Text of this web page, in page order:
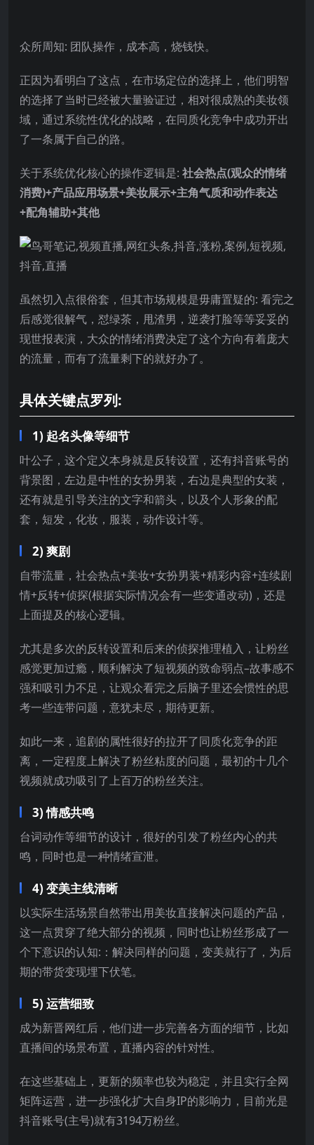
众所周知: 团队操作，成本高，烧钱快。
正因为看明白了这点，在市场定位的选择上，他们明智
的选择了当时已经被大量验证过，相对很成熟的美妆领
域，通过系统性优化的战略，在同质化竞争中成功开出
了一条属于自己的路。
关于系统优化核心的操作逻辑是: 社会热点(观众的情绪
消费)+产品应用场景+美妆展示+主角气质和动作表达
+配角辅助+其他
虽然切入点很俗套，但其市场规模是毋庸置疑的: 看完之
后感觉很解气，怼绿茶，甩渣男，逆袭打脸等等妥妥的
现世报表演，大众的情绪消费决定了这个方向有着庞大
的流量，而有了流量剩下的就好办了。
具体关键点罗列:
1) 起名头像等细节
叶公子，这个定义本身就是反转设置，还有抖音账号的
背景图，左边是中性的女扮男装，右边是典型的女装，
还有就是引导关注的文字和箭头，以及个人形象的配
套，短发，化妆，服装，动作设计等。
2) 爽剧
自带流量，社会热点+美妆+女扮男装+精彩内容+连续剧
情+反转+侦探(根据实际情况会有一些变通改动)，还是
上面提及的核心逻辑。
尤其是多次的反转设置和后来的侦探推理植入，让粉丝
感觉更加过瘾，顺利解决了短视频的致命弱点–故事感不
强和吸引力不足，让观众看完之后脑子里还会惯性的思
考一些连带问题，意犹未尽，期待更新。
如此一来，追剧的属性很好的拉开了同质化竞争的距
离，一定程度上解决了粉丝粘度的问题，最初的十几个
视频就成功吸引了上百万的粉丝关注。
3) 情感共鸣
台词动作等细节的设计，很好的引发了粉丝内心的共
鸣，同时也是一种情绪宣泄。
4) 变美主线清晰
以实际生活场景自然带出用美妆直接解决问题的产品，
这一点贯穿了绝大部分的视频，同时也让粉丝形成了一
个下意识的认知:：解决同样的问题，变美就行了，为后
期的带货变现埋下伏笔。
5) 运营细致
成为新晋网红后，他们进一步完善各方面的细节，比如
直播间的场景布置，直播内容的针对性。
在这些基础上，更新的频率也较为稳定，并且实行全网
矩阵运营，进一步强化扩大自身IP的影响力，目前光是
抖音账号(主号)就有3194万粉丝。